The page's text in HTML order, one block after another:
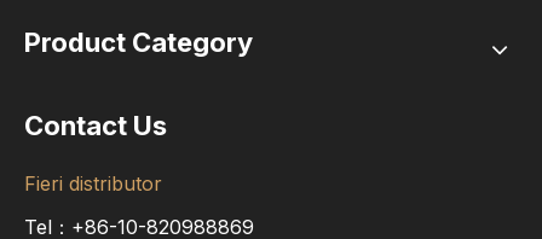
Product Category
Contact Us
Fieri distributor
Tel：+86-10-820988869